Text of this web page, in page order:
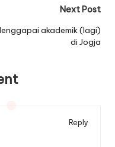
Next Post
akademik (lagi)
di Jogja
Reply